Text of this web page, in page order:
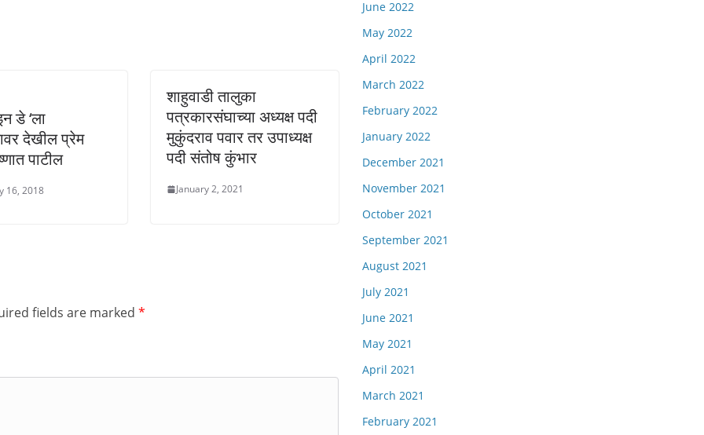
डे ‘ला
देखील प्रेम
पाटील
16, 2018
शाहुवाडी तालुका
पत्रकारसंघाच्या अध्यक्ष पदी
मुकुंदराव पवार तर उपाध्यक्ष
पदी संतोष कुंभार
January 2, 2021
fields are marked *
June 2022
May 2022
April 2022
March 2022
February 2022
January 2022
December 2021
November 2021
October 2021
September 2021
August 2021
July 2021
June 2021
May 2021
April 2021
March 2021
February 2021